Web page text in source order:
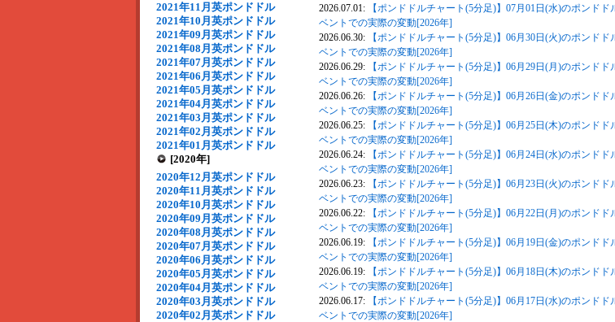
2021年11月英ポンドドル
2021年10月英ポンドドル
2021年09月英ポンドドル
2021年08月英ポンドドル
2021年07月英ポンドドル
2021年06月英ポンドドル
2021年05月英ポンドドル
2021年04月英ポンドドル
2021年03月英ポンドドル
2021年02月英ポンドドル
2021年01月英ポンドドル
[2020年]
2020年12月英ポンドドル
2020年11月英ポンドドル
2020年10月英ポンドドル
2020年09月英ポンドドル
2020年08月英ポンドドル
2020年07月英ポンドドル
2020年06月英ポンドドル
2020年05月英ポンドドル
2020年04月英ポンドドル
2020年03月英ポンドドル
2020年02月英ポンドドル
2026.07.01:
【ポンドドルチャート(5分足)】07月01日(水)のポンド
ベントでの実際の変動[2026年]
2026.06.30:
【ポンドドルチャート(5分足)】06月30日(火)のポンド
ベントでの実際の変動[2026年]
2026.06.29:
【ポンドドルチャート(5分足)】06月29日(月)のポンド
ベントでの実際の変動[2026年]
2026.06.26:
【ポンドドルチャート(5分足)】06月26日(金)のポンド
ベントでの実際の変動[2026年]
2026.06.25:
【ポンドドルチャート(5分足)】06月25日(木)のポンド
ベントでの実際の変動[2026年]
2026.06.24:
【ポンドドルチャート(5分足)】06月24日(水)のポンド
ベントでの実際の変動[2026年]
2026.06.23:
【ポンドドルチャート(5分足)】06月23日(火)のポンド
ベントでの実際の変動[2026年]
2026.06.22:
【ポンドドルチャート(5分足)】06月22日(月)のポンド
ベントでの実際の変動[2026年]
2026.06.19:
【ポンドドルチャート(5分足)】06月19日(金)のポンド
ベントでの実際の変動[2026年]
2026.06.19:
【ポンドドルチャート(5分足)】06月18日(木)のポンド
ベントでの実際の変動[2026年]
2026.06.17:
【ポンドドルチャート(5分足)】06月17日(水)のポンド
ベントでの実際の変動[2026年]